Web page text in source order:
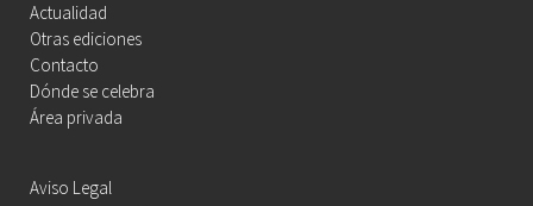
Actualidad
Otras ediciones
Contacto
Dónde se celebra
Área privada
Aviso Legal